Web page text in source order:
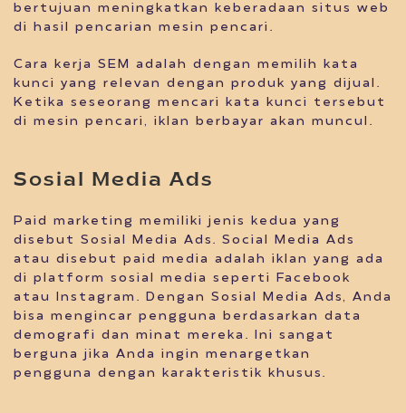
bertujuan meningkatkan keberadaan situs web
di hasil pencarian mesin pencari.
Cara kerja SEM adalah dengan memilih kata
kunci yang relevan dengan produk yang dijual.
Ketika seseorang mencari kata kunci tersebut
di mesin pencari, iklan berbayar akan muncul.
Sosial Media Ads
Paid marketing memiliki jenis kedua yang
disebut Sosial Media Ads. Social Media Ads
atau disebut paid media adalah iklan yang ada
di platform sosial media seperti Facebook
atau Instagram. Dengan Sosial Media Ads, Anda
bisa mengincar pengguna berdasarkan data
demografi dan minat mereka. Ini sangat
berguna jika Anda ingin menargetkan
pengguna dengan karakteristik khusus.